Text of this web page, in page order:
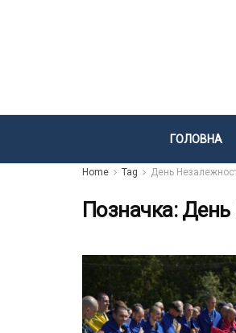
ГОЛОВНА
Home Tag День
Позначка: День